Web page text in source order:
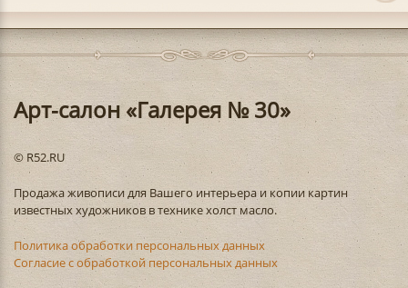
Арт-салон «Галерея № 30»
© R52.RU
Продажа живописи для Вашего интерьера и копии картин
известных художников в технике холст масло.
Политика обработки персональных данных
Согласие с обработкой персональных данных